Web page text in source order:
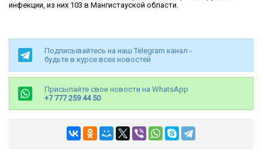
инфекции, из них 103 в Мангистауской области.
Подписывайтесь на наш Telegram канал -
будьте в курсе всех новостей
Присылайте свои новости на WhatsApp
+7 777 259 44 50